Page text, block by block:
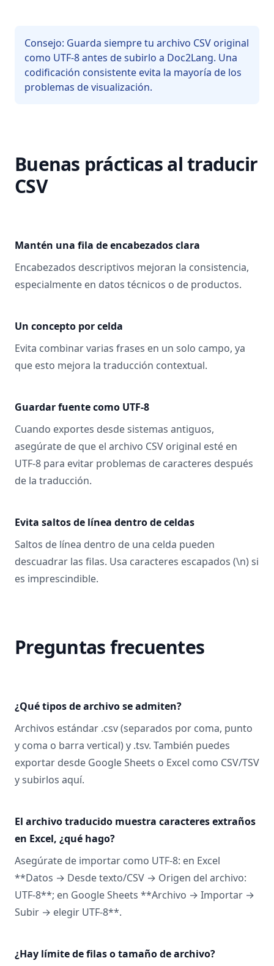
Consejo: Guarda siempre tu archivo CSV original
como UTF-8 antes de subirlo a Doc2Lang. Una
codificación consistente evita la mayoría de los
problemas de visualización.
Buenas prácticas al traducir
CSV
Mantén una fila de encabezados clara
Encabezados descriptivos mejoran la consistencia,
especialmente en datos técnicos o de productos.
Un concepto por celda
Evita combinar varias frases en un solo campo, ya
que esto mejora la traducción contextual.
Guardar fuente como UTF-8
Cuando exportes desde sistemas antiguos,
asegúrate de que el archivo CSV original esté en
UTF-8 para evitar problemas de caracteres después
de la traducción.
Evita saltos de línea dentro de celdas
Saltos de línea dentro de una celda pueden
descuadrar las filas. Usa caracteres escapados (\n) si
es imprescindible.
Preguntas frecuentes
¿Qué tipos de archivo se admiten?
Archivos estándar .csv (separados por coma, punto
y coma o barra vertical) y .tsv. También puedes
exportar desde Google Sheets o Excel como CSV/TSV
y subirlos aquí.
El archivo traducido muestra caracteres extraños
en Excel, ¿qué hago?
Asegúrate de importar como UTF-8: en Excel
**Datos → Desde texto/CSV → Origen del archivo:
UTF-8**; en Google Sheets **Archivo → Importar →
Subir → elegir UTF-8**.
¿Hay límite de filas o tamaño de archivo?